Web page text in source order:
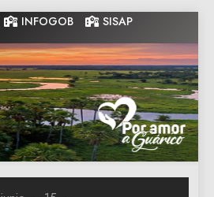
INFOGOB SISAP
Gobernacion
de Guarico
Gobernacion de Guarico